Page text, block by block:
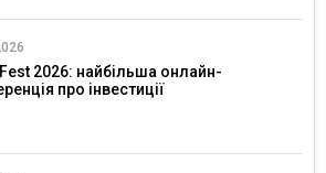
2026: найбільша онлайн-
про інвестиції